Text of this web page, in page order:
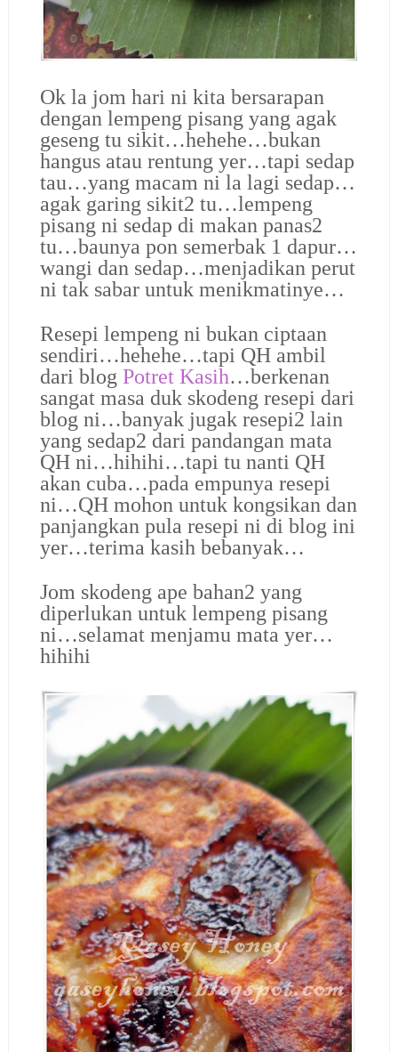
Ok la jom hari ni kita bersarapan
dengan lempeng pisang yang agak
geseng tu sikit…hehehe…bukan
hangus atau rentung yer…tapi sedap
tau…yang macam ni la lagi sedap…
agak garing sikit2 tu…lempeng
pisang ni sedap di makan panas2
tu…baunya pon semerbak 1 dapur…
wangi dan sedap…menjadikan perut
ni tak sabar untuk menikmatinye…
Resepi lempeng ni bukan ciptaan
sendiri…hehehe…tapi QH ambil
dari blog Potret Kasih…berkenan
sangat masa duk skodeng resepi dari
blog ni…banyak jugak resepi2 lain
yang sedap2 dari pandangan mata
QH ni…hihihi…tapi tu nanti QH
akan cuba…pada empunya resepi
ni…QH mohon untuk kongsikan dan
panjangkan pula resepi ni di blog ini
yer…terima kasih bebanyak…
Jom skodeng ape bahan2 yang
diperlukan untuk lempeng pisang
ni…selamat menjamu mata yer…
hihihi